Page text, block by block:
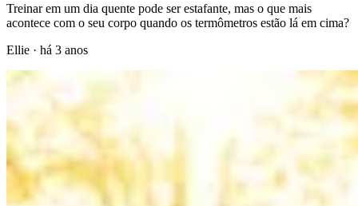
Treinar em um dia quente pode ser estafante, mas o que mais
acontece com o seu corpo quando os termômetros estão lá em cima?
Ellie · há 3 anos